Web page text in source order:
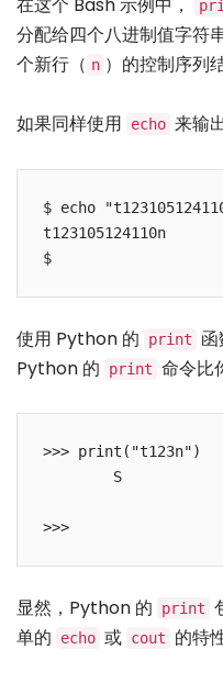
在这个 Bash 示例中，
分配给四个八进制值字符
个新行（ n ）的控制序列
如果同样使用 echo 来输
$ echo
t123105124110n
使用 Python 的 print
Python 的
print 命令比
>>> print("t123n")
        S
显然，Python 的 print
单的
echo 或 cout 的特性